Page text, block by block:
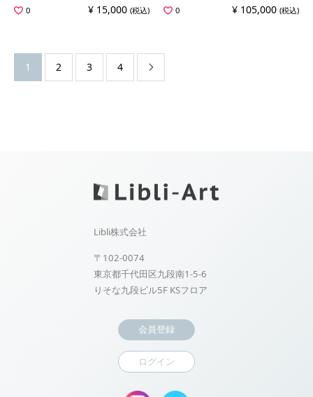
0
¥ 15,000 (税込)
0
¥ 105,000 (税込)
1 2 3 4 
Libli株式会社
〒102-0074
東京都千代田区九段南1-5-6
りそな九段ビル5F KSフロア
会員登録
ログイン